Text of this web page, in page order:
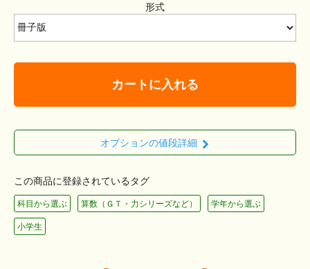
形式
カートに入れる
オプションの値段詳細
この商品に登録されているタグ
科目から選ぶ 算数（ＧＴ・力シリーズなど） 学年から選ぶ
小学生